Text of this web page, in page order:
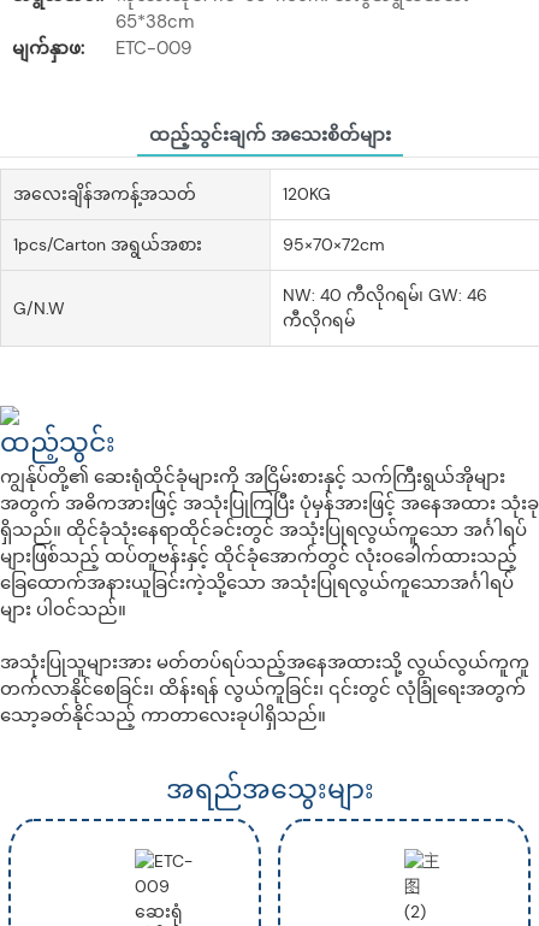
65*38cm
မျက်နှာဖ:
ETC-009
ထည့်သွင်းချက် အသေးစိတ်များ
အလေးချိန်အကန့်အသတ် 120KG
1pcs/Carton အရွယ်အစား 95×70×72cm
G/N.W
NW: 40 ကီလိုဂရမ်၊ GW: 46
ကီလိုဂရမ်
ထည့်သွင်း
ကျွန်ုပ်တို့၏ ဆေးရုံထိုင်ခုံများကို အငြိမ်းစားနှင့် သက်ကြီးရွယ်အိုများ
အတွက် အဓိကအားဖြင့် အသုံးပြုကြပြီး ပုံမှန်အားဖြင့် အနေအထား သုံးခု
ရှိသည်။ ထိုင်ခုံသုံးနေရာထိုင်ခင်းတွင် အသုံးပြုရလွယ်ကူသော အင်္ဂါရပ်
များဖြစ်သည့် ထပ်တူဗန်းနှင့် ထိုင်ခုံအောက်တွင် လုံးဝခေါက်ထားသည့်
ခြေထောက်အနားယူခြင်းကဲ့သို့သော အသုံးပြုရလွယ်ကူသောအင်္ဂါရပ်
များ ပါဝင်သည်။
အသုံးပြုသူများအား မတ်တပ်ရပ်သည့်အနေအထားသို့ လွယ်လွယ်ကူကူ
တက်လာနိုင်စေခြင်း၊ ထိန်းရန် လွယ်ကူခြင်း၊ ၎င်းတွင် လုံခြုံရေးအတွက်
သော့ခတ်နိုင်သည့် ကာတာလေးခုပါရှိသည်။
အရည်အသွေးများ